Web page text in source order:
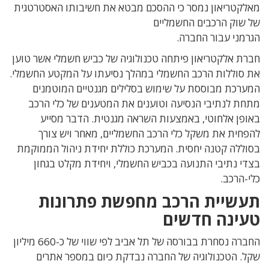
מאלקטריאון נמסר כי ההסכם מבטא את חשיבותו האסטרטגית
של שוק הרכבים החשמליים
הגרמני עבור החברה.
חברת אלקטריאון פיתחה טכנולוגיה של כביש חשמלי אשר טוען
את סוללות הרכב החשמלי במהלך נסיעתו על המקטע החשמלי.
המערכת מבוססת על שימוש בסלילים מגנטיים המוטמנים
מתחת לנתיבי הנסיעה וטוענים את המטענים של כלי הרכב
באופן אלחוטי, באמצעות השראה מגנטית. הדבר מסייע
להפחית את משקל כלי הרכב החשמליים, מאחר ויש צורך
בסוללה קטנה יחסית. המערכת כוללת יחידת ניהול הממוקמת
בצדי נתיבי התנועה בכביש החשמלי, ויחידת מקלט בגחון
כלי-הרכב.
תעשיית הרכב מחפשת פתרונות
טעינה חדשים
החברה נסחרת בבורסה של תל אביב לפי שווי של כ-660 מיליון
שקל. הטכנולוגיה של החברה נבדקת כיום במספר אתרים